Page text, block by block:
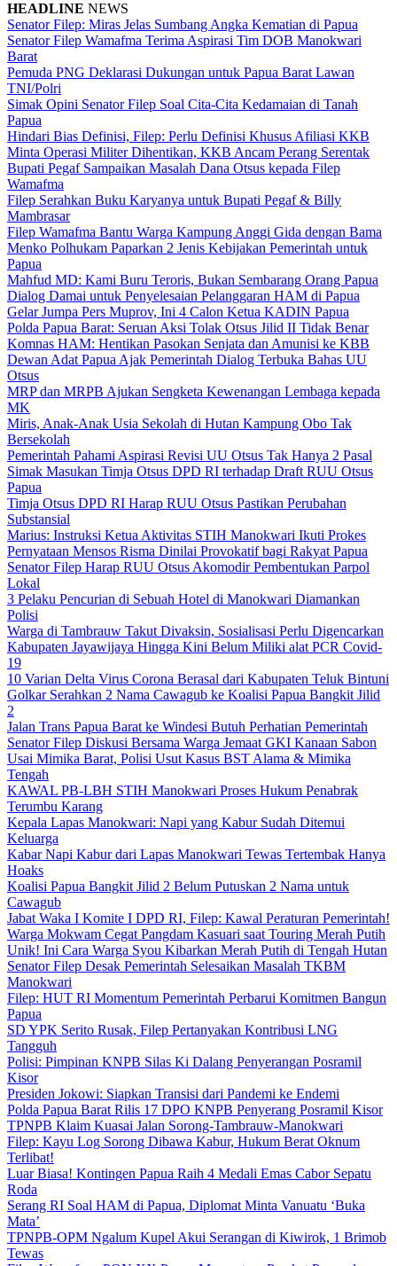
HEADLINE NEWS
Senator Filep: Miras Jelas Sumbang Angka Kematian di Papua
Senator Filep Wamafma Terima Aspirasi Tim DOB Manokwari
Barat
Pemuda PNG Deklarasi Dukungan untuk Papua Barat Lawan
TNI/Polri
Simak Opini Senator Filep Soal Cita-Cita Kedamaian di Tanah
Papua
Hindari Bias Definisi, Filep: Perlu Definisi Khusus Afiliasi KKB
Minta Operasi Militer Dihentikan, KKB Ancam Perang Serentak
Bupati Pegaf Sampaikan Masalah Dana Otsus kepada Filep
Wamafma
Filep Serahkan Buku Karyanya untuk Bupati Pegaf & Billy
Mambrasar
Filep Wamafma Bantu Warga Kampung Anggi Gida dengan Bama
Menko Polhukam Paparkan 2 Jenis Kebijakan Pemerintah untuk
Papua
Mahfud MD: Kami Buru Teroris, Bukan Sembarang Orang Papua
Dialog Damai untuk Penyelesaian Pelanggaran HAM di Papua
Gelar Jumpa Pers Muprov, Ini 4 Calon Ketua KADIN Papua
Polda Papua Barat: Seruan Aksi Tolak Otsus Jilid II Tidak Benar
Komnas HAM: Hentikan Pasokan Senjata dan Amunisi ke KBB
Dewan Adat Papua Ajak Pemerintah Dialog Terbuka Bahas UU
Otsus
MRP dan MRPB Ajukan Sengketa Kewenangan Lembaga kepada
MK
Miris, Anak-Anak Usia Sekolah di Hutan Kampung Obo Tak
Bersekolah
Pemerintah Pahami Aspirasi Revisi UU Otsus Tak Hanya 2 Pasal
Simak Masukan Timja Otsus DPD RI terhadap Draft RUU Otsus
Papua
Timja Otsus DPD RI Harap RUU Otsus Pastikan Perubahan
Substansial
Marius: Instruksi Ketua Aktivitas STIH Manokwari Ikuti Prokes
Pernyataan Mensos Risma Dinilai Provokatif bagi Rakyat Papua
Senator Filep Harap RUU Otsus Akomodir Pembentukan Parpol
Lokal
3 Pelaku Pencurian di Sebuah Hotel di Manokwari Diamankan
Polisi
Warga di Tambrauw Takut Divaksin, Sosialisasi Perlu Digencarkan
Kabupaten Jayawijaya Hingga Kini Belum Miliki alat PCR Covid-
19
10 Varian Delta Virus Corona Berasal dari Kabupaten Teluk Bintuni
Golkar Serahkan 2 Nama Cawagub ke Koalisi Papua Bangkit Jilid
2
Jalan Trans Papua Barat ke Windesi Butuh Perhatian Pemerintah
Senator Filep Diskusi Bersama Warga Jemaat GKI Kanaan Sabon
Usai Mimika Barat, Polisi Usut Kasus BST Alama & Mimika
Tengah
KAWAL PB-LBH STIH Manokwari Proses Hukum Penabrak
Terumbu Karang
Kepala Lapas Manokwari: Napi yang Kabur Sudah Ditemui
Keluarga
Kabar Napi Kabur dari Lapas Manokwari Tewas Tertembak Hanya
Hoaks
Koalisi Papua Bangkit Jilid 2 Belum Putuskan 2 Nama untuk
Cawagub
Jabat Waka I Komite I DPD RI, Filep: Kawal Peraturan Pemerintah!
Warga Mokwam Cegat Pangdam Kasuari saat Touring Merah Putih
Unik! Ini Cara Warga Syou Kibarkan Merah Putih di Tengah Hutan
Senator Filep Desak Pemerintah Selesaikan Masalah TKBM
Manokwari
Filep: HUT RI Momentum Pemerintah Perbarui Komitmen Bangun
Papua
SD YPK Serito Rusak, Filep Pertanyakan Kontribusi LNG
Tangguh
Polisi: Pimpinan KNPB Silas Ki Dalang Penyerangan Posramil
Kisor
Presiden Jokowi: Siapkan Transisi dari Pandemi ke Endemi
Polda Papua Barat Rilis 17 DPO KNPB Penyerang Posramil Kisor
TPNPB Klaim Kuasai Jalan Sorong-Tambrauw-Manokwari
Filep: Kayu Log Sorong Dibawa Kabur, Hukum Berat Oknum
Terlibat!
Luar Biasa! Kontingen Papua Raih 4 Medali Emas Cabor Sepatu
Roda
Serang RI Soal HAM di Papua, Diplomat Minta Vanuatu ‘Buka
Mata’
TPNPB-OPM Ngalum Kupel Akui Serangan di Kiwirok, 1 Brimob
Tewas